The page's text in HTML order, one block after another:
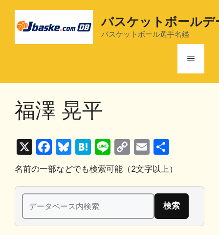
バスケットボールデ
バスケットボール選手名鑑
メ
福澤 晃平
X
F
a
c
e
b
o
Bl
u
e
s
k
y
H
at
e
n
a
Li
n
e
C
o
p
y
n
E
m
ai
l
有
名前の一部などでも検索可能（2文字以上）
検
索: